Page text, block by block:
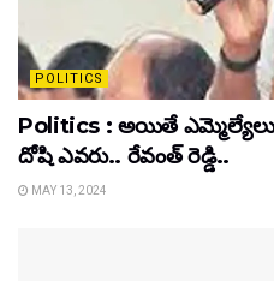
POLITICS
Politics : అయితే
దోషి ఎవరు.. రేవంత్ రెడ్డి..
MAY 13, 2024